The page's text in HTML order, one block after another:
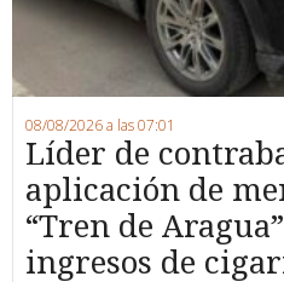
08/08/2026 a las 07:01
Líder de
aplicación de
“Tren de
ingresos de